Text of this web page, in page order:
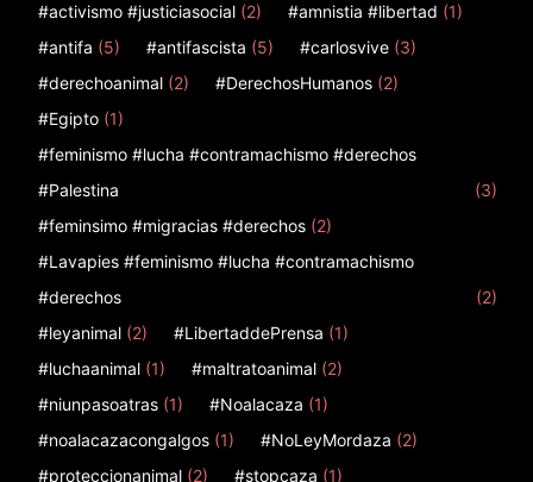
#activismo #justiciasocial (2) #amnistia #libertad (1)
#antifa (5) #antifascista (5) #carlosvive (3)
#derechoanimal (2) #DerechosHumanos (2)
#Egipto (1)
#feminismo #lucha #contramachismo #derechos
#Palestina
(3)
#feminsimo #migracias #derechos (2)
#Lavapies #feminismo #lucha #contramachismo
#derechos
(2)
#leyanimal (2) #LibertaddePrensa (1)
#luchaanimal (1) #maltratoanimal (2)
#niunpasoatras (1) #Noalacaza (1)
#noalacazacongalgos (1) #NoLeyMordaza (2)
#proteccionanimal (2) #stopcaza (1)